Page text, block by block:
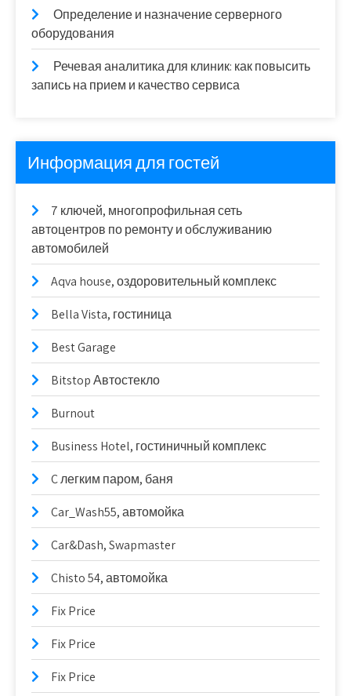
Определение и назначение серверного
оборудования
Речевая аналитика для клиник: как повысить
запись на прием и качество сервиса
Информация для гостей
7 ключей, многопрофильная сеть
автоцентров по ремонту и обслуживанию
автомобилей
Aqva house, оздоровительный комплекс
Bella Vista, гостиница
Best Garage
Bitstop Автостекло
Burnout
Business Hotel, гостиничный комплекс
C легким паром, баня
Car_Wash55, автомойка
Car&Dash, Swapmaster
Chisto 54, автомойка
Fix Price
Fix Price
Fix Price